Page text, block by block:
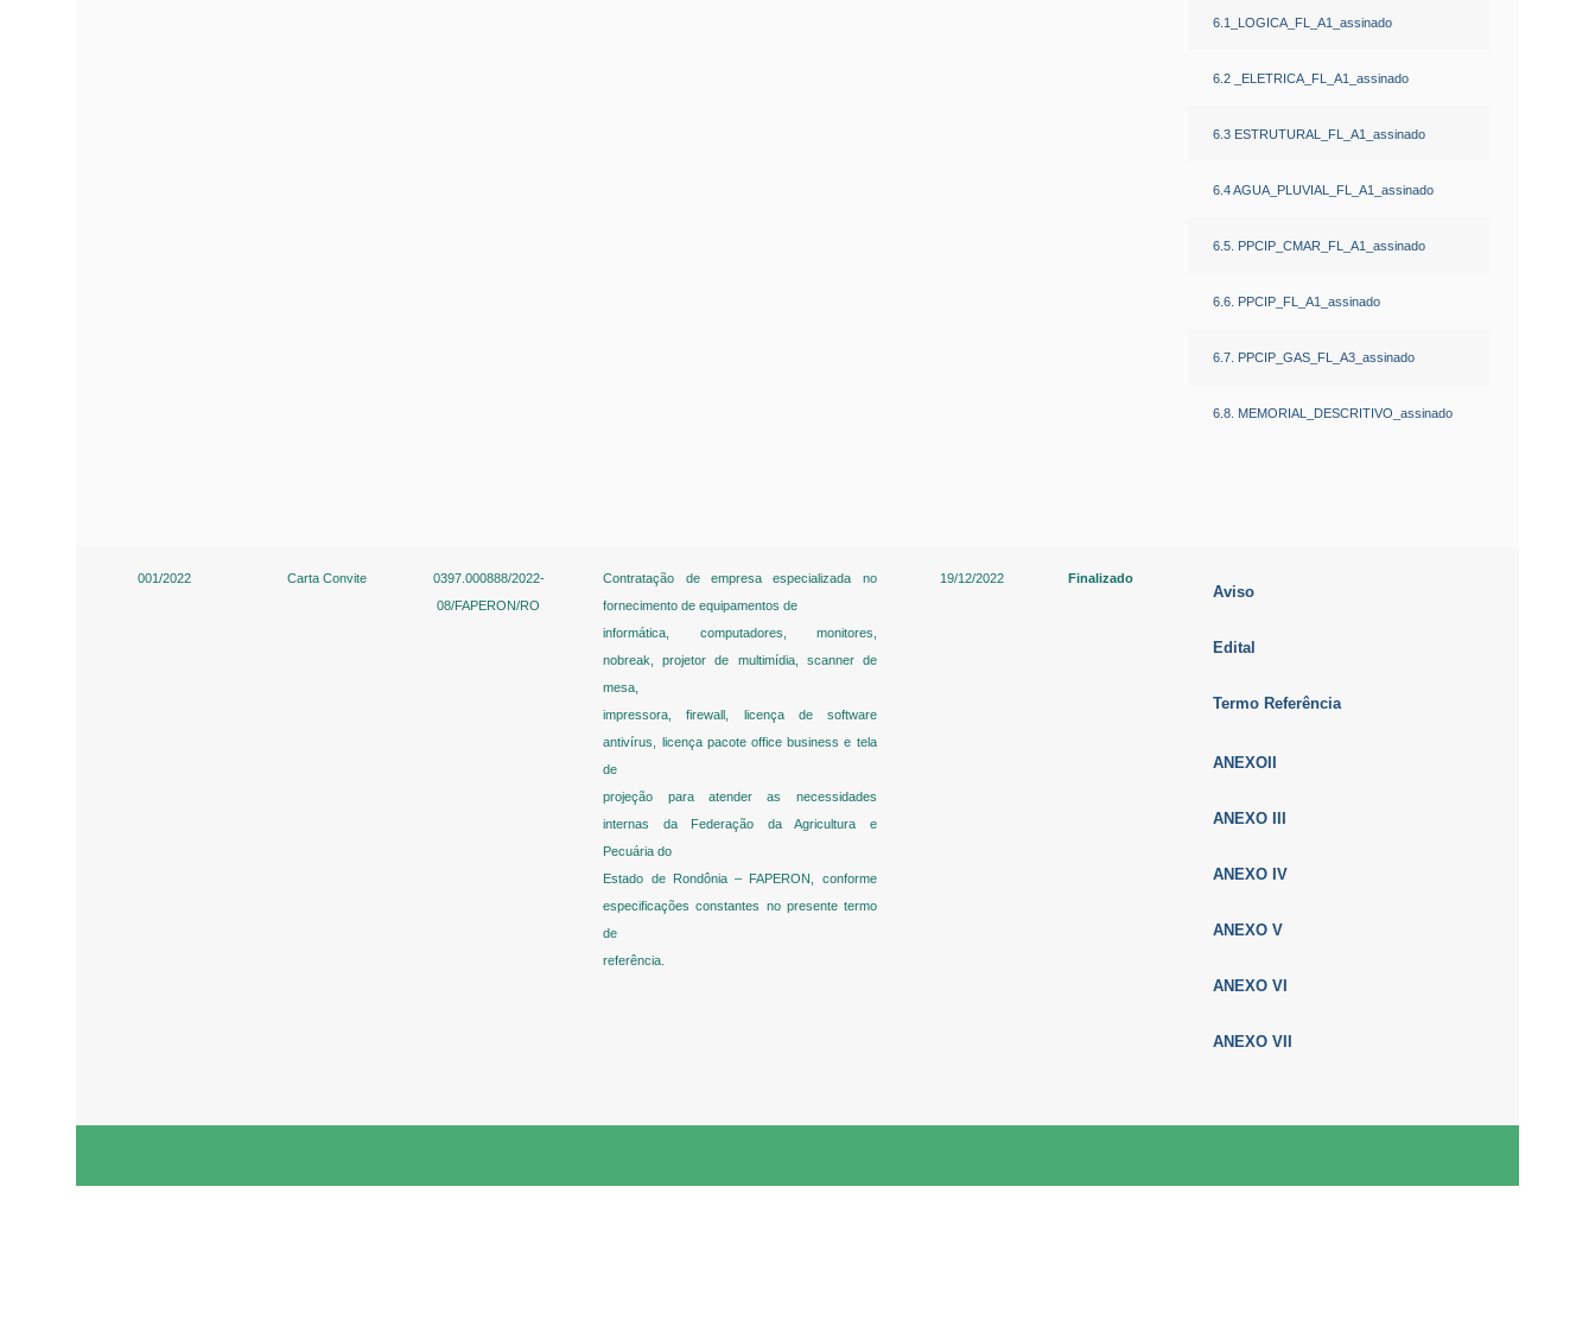
6.1_LOGICA_FL_A1_assinado
6.2 _ELETRICA_FL_A1_assinado
6.3 ESTRUTURAL_FL_A1_assinado
6.4 AGUA_PLUVIAL_FL_A1_assinado
6.5. PPCIP_CMAR_FL_A1_assinado
6.6. PPCIP_FL_A1_assinado
6.7. PPCIP_GAS_FL_A3_assinado
6.8. MEMORIAL_DESCRITIVO_assinado
001/2022 Carta Convite
0397.000888/2022-
08/FAPERON/RO
Contratação de empresa especializada no
fornecimento de equipamentos de
informática, computadores, monitores,
nobreak, projetor de multimídia, scanner de
mesa,
impressora, firewall, licença de software
antivírus, licença pacote office business e tela
de
projeção para atender as necessidades
internas da Federação da Agricultura e
Pecuária do
Estado de Rondônia – FAPERON, conforme
especificações constantes no presente termo
de
referência.
19/12/2022 Finalizado
Aviso
Edital
Termo Referência
ANEXOII
ANEXO III
ANEXO IV
ANEXO V
ANEXO VI
ANEXO VII